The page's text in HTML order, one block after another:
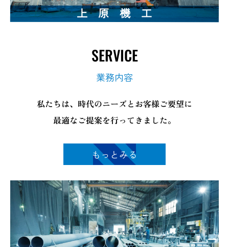
上 原 機 工
SERVICE
業務内容
私たちは、時代のニーズとお客様ご要望に
最適なご提案を行ってきました。
もっとみる